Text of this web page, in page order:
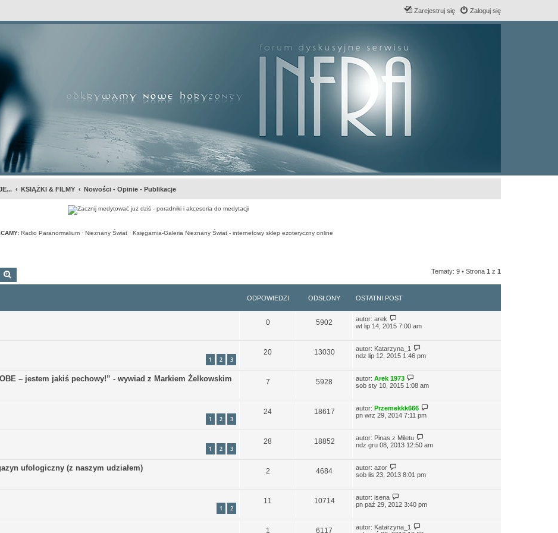
Zaloguj się
Zarejestruj się
zaawansowane
KSIĄŻKI & FILMY Nowości - Opinie - Publikacje
Radio Paranormalium· Nieznany Świat· Księgarnia-Galeria Nieznany Świat - internetowy sklep ezoteryczny online
Szukaj Tematy: 9 • Strona 1 z 1
ODPOWIEDZI ODSŁONY OSTATNI POST
0 5902 autor: arek
wt lip 14, 2015 7:00 am
1 2 3
20 13030 autor: Katarzyna_1
ndz lip 12, 2015 1:46 pm
– jestem jakiś pechowy!” - wywiad z Markiem Żelkowskim 7 5928 autor: Arek 1973
sob sty 10, 2015 1:08 am
1 2 3
24 18617 autor: Przemekkk666
pn wrz 29, 2014 7:11 pm
1 2 3
28 18852 autor: Pinas z Miletu
ndz gru 08, 2013 12:50 am
ufologiczny (z naszym udziałem) 2 4684 autor: azor
sob lis 23, 2013 8:01 pm
1 2
11 10714 autor: isena
pn paź 29, 2012 3:40 pm
1 6117 autor: Katarzyna_1